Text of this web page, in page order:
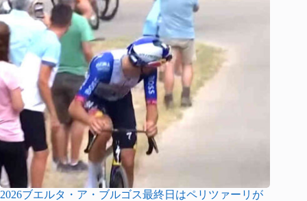
2026ブエルタ・ア・ブルゴス最終日はペリツァーリが